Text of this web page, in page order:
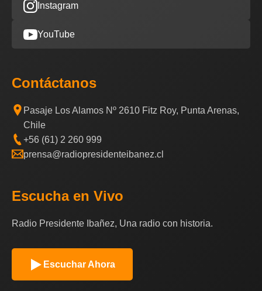
Instagram
YouTube
Contáctanos
Pasaje Los Alamos Nº 2610 Fitz Roy, Punta Arenas,
Chile
+56 (61) 2 260 999
prensa@radiopresidenteibanez.cl
Escucha en Vivo
Radio Presidente Ibañez, Una radio con historia.
Escuchar Ahora